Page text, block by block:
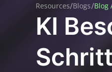
Resources/Blogs/Blog
KI